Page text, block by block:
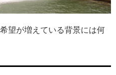
望が増えている背景には何